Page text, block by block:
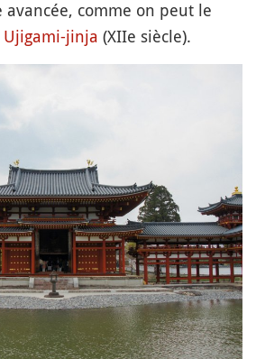
avancée, comme on peut le
Ujigami-jinja (XIIe siècle).